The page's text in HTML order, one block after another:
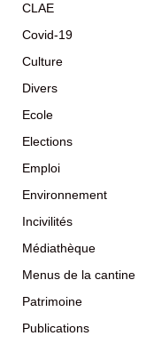
CLAE
Covid-19
Culture
Divers
Ecole
Elections
Emploi
Environnement
Incivilités
Médiathèque
Menus de la cantine
Patrimoine
Publications